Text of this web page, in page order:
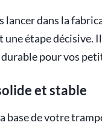
lancer dans la
une étape décisive.
durable pour vos
et stable
base de votre